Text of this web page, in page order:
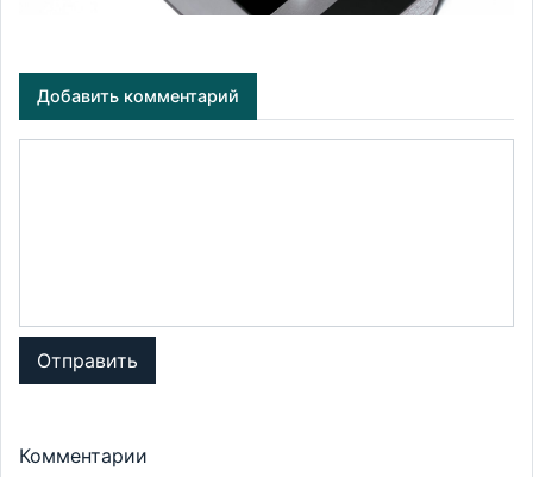
Добавить комментарий
Отправить
Комментарии